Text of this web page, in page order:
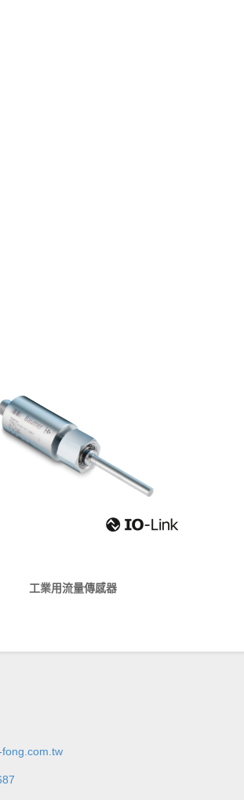
工業用流量傳感器